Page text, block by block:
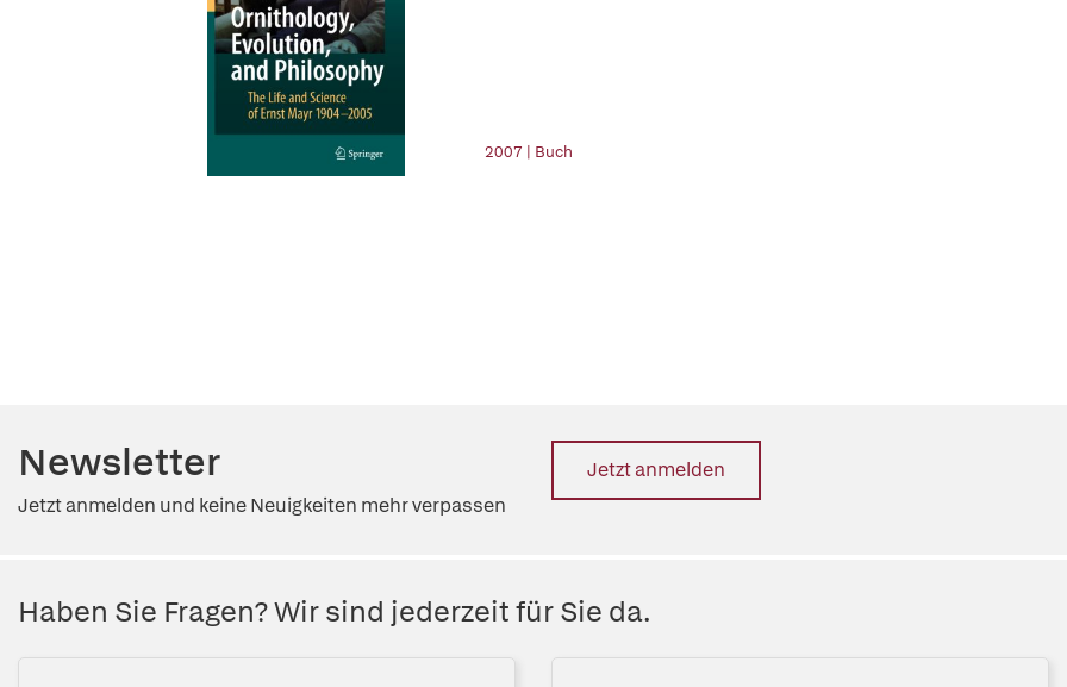
2007 | Buch
Newsletter
Jetzt anmelden und keine Neuigkeiten mehr verpassen
Jetzt anmelden
Haben Sie Fragen? Wir sind jederzeit für Sie da.